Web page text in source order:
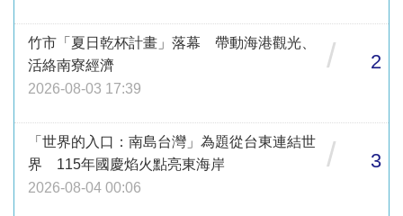
竹市「夏日乾杯計畫」落幕 帶動海港觀光、
活絡南寮經濟
2026-08-03 17:39
/ 2
「世界的入口：南島台灣」為題從台東連結世
界 115年國慶焰火點亮東海岸
2026-08-04 00:06
/ 3